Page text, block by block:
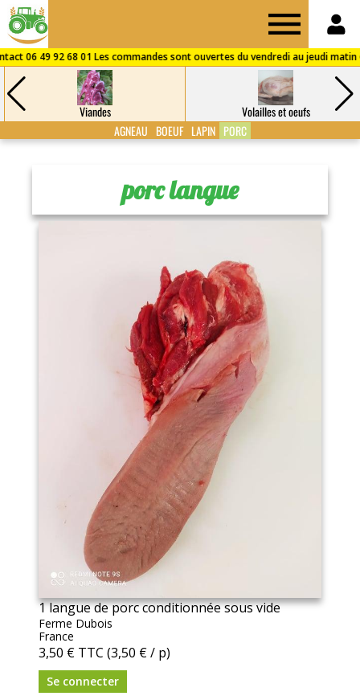
des
Fermes
Puisaye
Viandes
Volailles et oeufs
AGNEAU BOEUF LAPIN PORC
porc langue
1 langue de porc conditionnée sous vide
Ferme Dubois
France
3,50 € TTC (3,50 € / p)
Se connecter